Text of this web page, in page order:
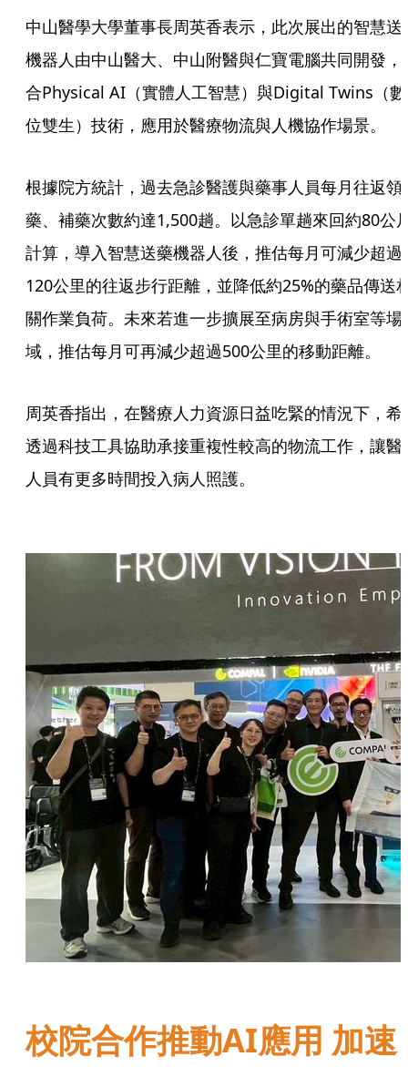
中山醫學大學董事長周英香表示，此次展出的智慧送
機器人由中山醫大、中山附醫與仁寶電腦共同開發，
合Physical AI（實體人工智慧）與Digital Twins（數
位雙生）技術，應用於醫療物流與人機協作場景。
根據院方統計，過去急診醫護與藥事人員每月往返領
藥、補藥次數約達1,500趟。以急診單趟來回約80公
計算，導入智慧送藥機器人後，推估每月可減少超過
120公里的往返步行距離，並降低約25%的藥品傳送
關作業負荷。未來若進一步擴展至病房與手術室等場
域，推估每月可再減少超過500公里的移動距離。
周英香指出，在醫療人力資源日益吃緊的情況下，希
透過科技工具協助承接重複性較高的物流工作，讓醫
人員有更多時間投入病人照護。
校院合作推動AI應用 加速